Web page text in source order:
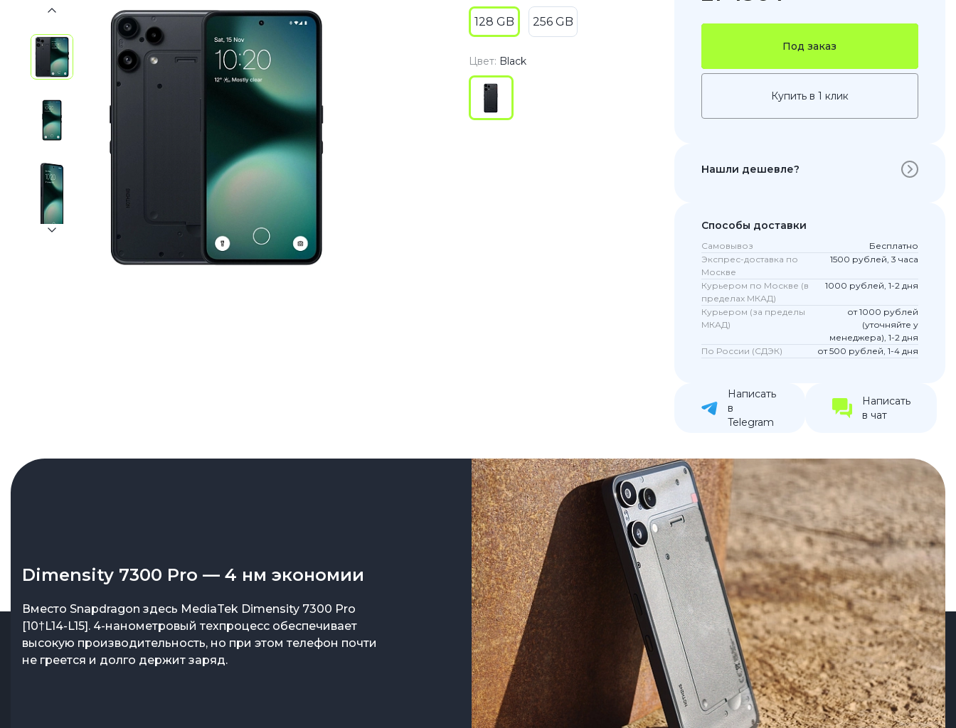
iPhone 13
iPhone 11
Poco
Nothing
Внешние аккумуляторы
128 GB 256 GB
Цвет: Black
Под заказ
Купить в 1 клик
Нашли дешевле?
Способы доставки
Самовывоз
Бесплатно
Экспрес-доставка по
Москве
1500 рублей, 3 часа
Курьером по Москве (в
пределах МКАД)
1000 рублей, 1-2 дня
Курьером (за пределы
МКАД)
от 1000 рублей
(уточняйте у
менеджера), 1-2 дня
По России (СДЭК)
от 500 рублей, 1-4 дня
Написать
в
Telegram
Написать
в чат
Dimensity 7300 Pro — 4 нм экономии
Вместо Snapdragon здесь MediaTek Dimensity 7300 Pro
[10†L14-L15]. 4-нанометровый техпроцесс обеспечивает
высокую производительность, но при этом телефон почти
не греется и долго держит заряд.